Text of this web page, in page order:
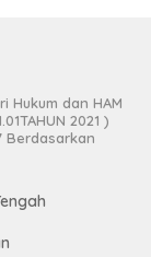
Hukum dan HAM
2021 )
Berdasarkan